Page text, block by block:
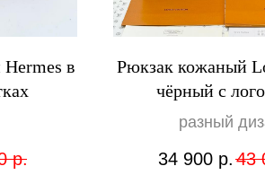
в
р.
Рюкзак кожаный
чёрный с
разный
34 900 р. 43